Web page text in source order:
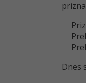
Dnes